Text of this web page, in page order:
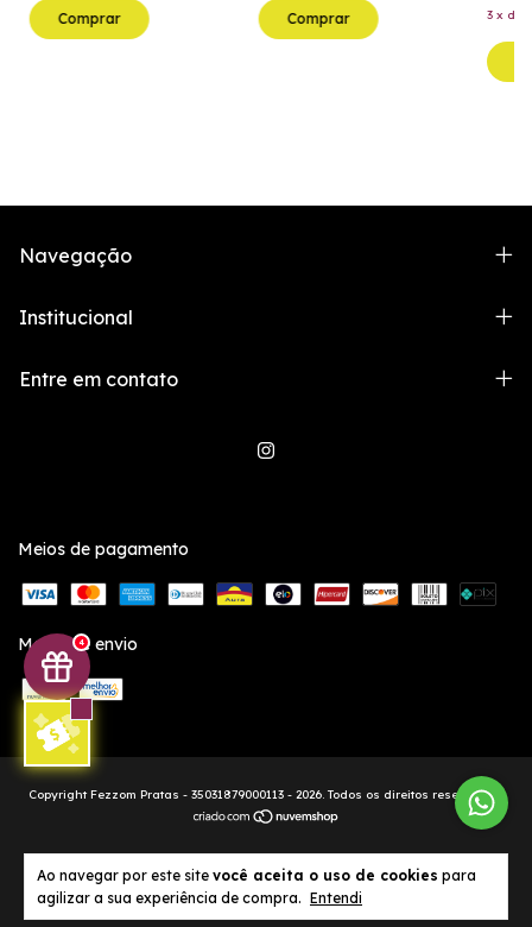
4
Ao navegar por este site você aceita o uso de cookies para
agilizar a sua experiência de compra. Entendi
Comprar Comprar 3 x de
Navegação
Institucional
Entre em contato
Meios de pagamento
Meios de envio
Copyright Fezzom Pratas - 35031879000113 - 2026. Todos os direitos reservados.